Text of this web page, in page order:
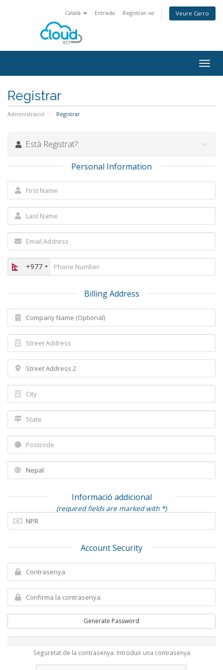
Català Entrada Registrar-se Veure Carro
Registrar
Administració Registrar
Està Registrat?:
Personal Information
+977
Billing Address
Informació addicional
(required fields are marked with *)
Account Security
Generate Password
Seguretat de la contrasenya: Introduir una contrasenya